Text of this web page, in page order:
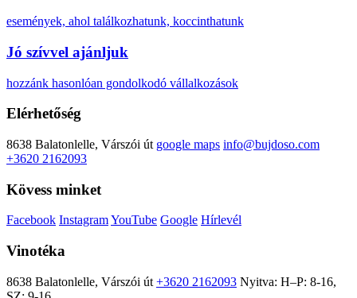
események, ahol találkozhatunk, koccinthatunk
Jó szívvel ajánljuk
hozzánk hasonlóan gondolkodó vállalkozások
Elérhetőség
8638 Balatonlelle, Várszói út google maps info@bujdoso.com
+3620 2162093
Kövess minket
Facebook InstagramYouTube Google Hírlevél
Vinotéka
8638 Balatonlelle, Várszói út +3620 2162093 Nyitva: H–P: 8-16,